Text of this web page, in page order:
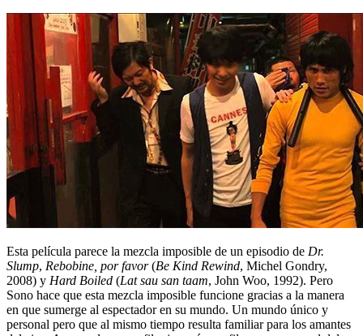
Esta película parece la mezcla imposible de un episodio de Dr.
Slump, Rebobine, por favor(Be Kind Rewind, Michel Gondry,
2008) y Hard Boiled (Lat sau san taam, John Woo, 1992). Pero
Sono hace que esta mezcla imposible funcione gracias a la manera
en que sumerge al espectador en su mundo. Un mundo único y
personal pero que al mismo tiempo resulta familiar para los amantes